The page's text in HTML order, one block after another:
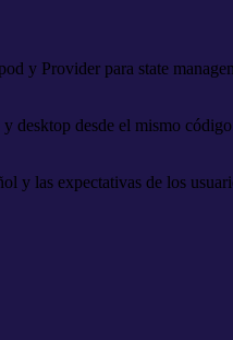
y Provider para state
desktop desde el mismo
y las expectativas de los